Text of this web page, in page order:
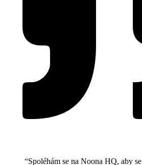
“Spoléhám se na Noona HQ, aby